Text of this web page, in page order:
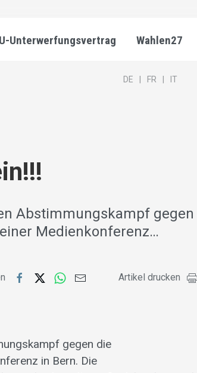
Unterwerfungsvertrag Wahlen27
DE FR IT
Abstimmungskampf gegen
Medienkonferenz…
Artikel drucken
gegen die
in Bern. Die